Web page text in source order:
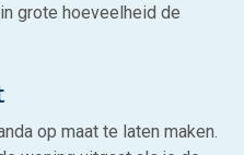
grote hoeveelheid de
op maat te laten maken.